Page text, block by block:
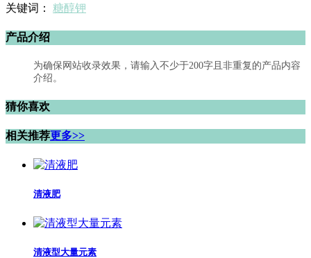
关键词： 糖醇钾
产品介绍
为确保网站收录效果，请输入不少于200字且非重复的产品内容
介绍。
猜你喜欢
相关推荐更多>>
清液肥
清液型大量元素